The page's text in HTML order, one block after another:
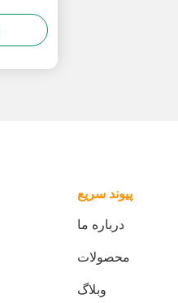
پيوند سريع
درباره ما
محصولات
وبلاگ